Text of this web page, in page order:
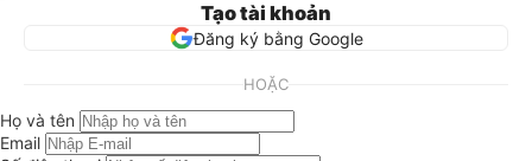
Tạo tài khoản
Đăng ký bằng Google
HOẶC
Họ và tên
Email